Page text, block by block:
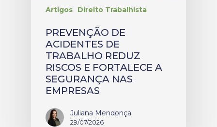
Artigos Direito Trabalhista
PREVENÇÃO DE
ACIDENTES DE
TRABALHO REDUZ
RISCOS E FORTALECE A
SEGURANÇA NAS
EMPRESAS
Juliana Mendonça
29/07/2026